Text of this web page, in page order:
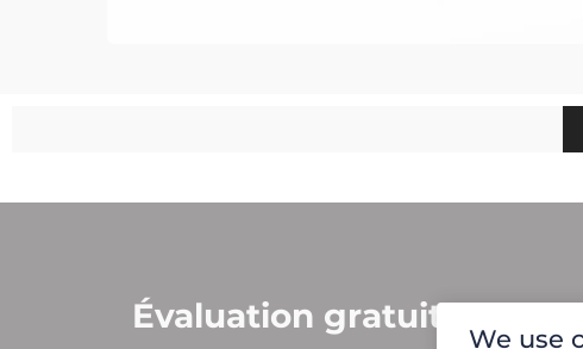
Évaluation gratuite et
We use